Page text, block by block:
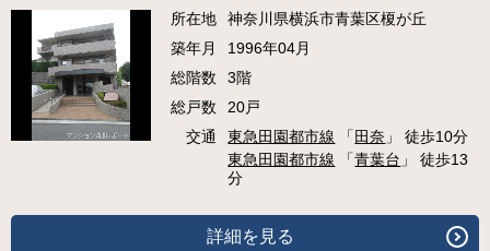
所在地
神奈川県横浜市青葉区榎が丘
築年月
1996年04月
総階数
3階
総戸数
20戸
交通
東急田園都市線 「 田奈 」 徒歩10分
東急田園都市線 「青葉台 」 徒歩13
分
詳細を見る